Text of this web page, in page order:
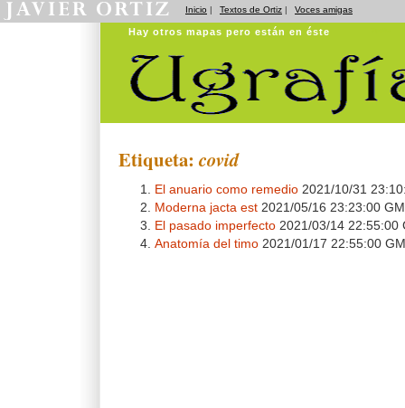
Inicio | Textos de Ortiz | Voces amigas
Hay otros mapas pero están en éste
Etiqueta: covid
El anuario como remedio 2021/10/31
Moderna jacta est 2021/05/16 23:23:00
El pasado imperfecto 2021/03/14 22:55:00
Anatomía del timo 2021/01/17 22:55:00